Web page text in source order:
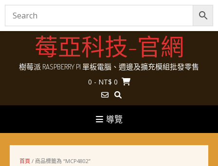
Skip
莓亞科技-官網
樹莓派 RASPBERRY PI 單板電腦、週邊及擴充模組批發零售
0 - NT$ 0
導覽
首頁 / 商品標籤為 “MCP4802”